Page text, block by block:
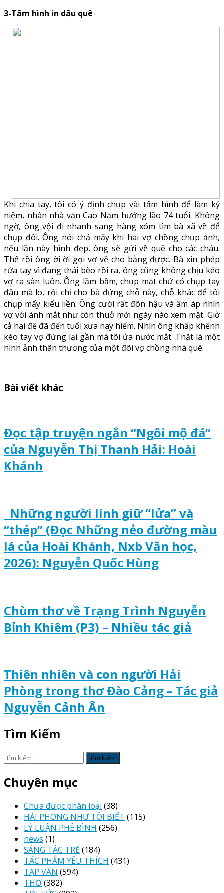
3-Tấm hình in dấu quê
Khi chia tay, tôi có ý định chụp vài tấm hình để làm kỷ
niệm, nhân nhà văn Cao Năm hưởng lão 74 tuổi. Không
ngờ, ông vội đi nhanh sang hàng xóm tìm bà xã về để
chụp đôi. Ông nói chả mấy khi hai vợ chồng chụp ảnh,
nếu lần này hình đẹp, ông sẽ gửi về quê cho các cháu.
Thế rồi ông ời ời gọi vợ về cho bằng được. Bà xin phép
rửa tay vì đang thái bèo rồi ra, ông cũng không chịu kéo
vợ ra sân luôn. Ông lầm bầm, chụp mặt chứ có chụp tay
đâu mà lo, rồi chỉ cho bà đứng chỗ này, chỗ khác để tôi
chụp mấy kiểu liền. Ông cười rất đôn hậu và ấm áp nhìn
vợ với ánh mắt như còn thuở mới ngày nào xem mặt. Giờ
cả hai để đã đến tuổi xưa nay hiếm. Nhìn ông khấp khểnh
kéo tay vợ đứng lại gần mà tôi ứa nước mắt. Thật là một
hình ảnh thân thương của một đôi vợ chồng nhà quê.
Bài viết khác
Đọc tập truyện ngắn “Ngôi mộ đá”
của Nguyễn Thị Thanh Hải: Hoài
Khánh
Những người lính giữ “lửa” và
“thép” (Đọc Những nẻo đường màu
lá của Hoài Khánh, Nxb Văn học,
2026): Nguyễn Quốc Hùng
Chùm thơ về Trạng Trình Nguyễn
Bỉnh Khiêm (P3) – Nhiều tác giả
Thiên nhiên và con người Hải
Phòng trong thơ Đào Cảng – Tác giả
Nguyễn Cảnh Ân
Tìm Kiếm
Tìm
cho:
Chuyên mục
Chưa được phân loại (38)
HẢI PHÒNG NHƯ TÔI BIẾT (115)
LÝ LUẬN PHÊ BÌNH (256)
news (1)
SÁNG TÁC TRẺ (184)
TÁC PHẨM YÊU THÍCH (431)
TẠP VĂN (594)
THƠ(382)